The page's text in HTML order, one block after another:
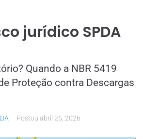
jurídico SPDA
Quando a NBR 5419
Proteção contra Descargas
Postou abril 25, 2026